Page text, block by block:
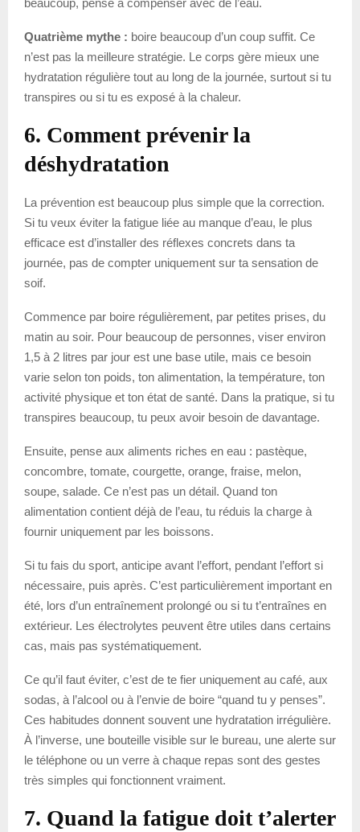
beaucoup, pense à compenser avec de l’eau.
Quatrième mythe : boire beaucoup d’un coup suffit. Ce
n’est pas la meilleure stratégie. Le corps gère mieux une
hydratation régulière tout au long de la journée, surtout si tu
transpires ou si tu es exposé à la chaleur.
6. Comment prévenir la
déshydratation
La prévention est beaucoup plus simple que la correction.
Si tu veux éviter la fatigue liée au manque d’eau, le plus
efficace est d’installer des réflexes concrets dans ta
journée, pas de compter uniquement sur ta sensation de
soif.
Commence par boire régulièrement, par petites prises, du
matin au soir. Pour beaucoup de personnes, viser environ
1,5 à 2 litres par jour est une base utile, mais ce besoin
varie selon ton poids, ton alimentation, la température, ton
activité physique et ton état de santé. Dans la pratique, si tu
transpires beaucoup, tu peux avoir besoin de davantage.
Ensuite, pense aux aliments riches en eau : pastèque,
concombre, tomate, courgette, orange, fraise, melon,
soupe, salade. Ce n’est pas un détail. Quand ton
alimentation contient déjà de l’eau, tu réduis la charge à
fournir uniquement par les boissons.
Si tu fais du sport, anticipe avant l’effort, pendant l’effort si
nécessaire, puis après. C’est particulièrement important en
été, lors d’un entraînement prolongé ou si tu t’entraînes en
extérieur. Les électrolytes peuvent être utiles dans certains
cas, mais pas systématiquement.
Ce qu’il faut éviter, c’est de te fier uniquement au café, aux
sodas, à l’alcool ou à l’envie de boire “quand tu y penses”.
Ces habitudes donnent souvent une hydratation irrégulière.
À l’inverse, une bouteille visible sur le bureau, une alerte sur
le téléphone ou un verre à chaque repas sont des gestes
très simples qui fonctionnent vraiment.
7. Quand la fatigue doit t’alerter